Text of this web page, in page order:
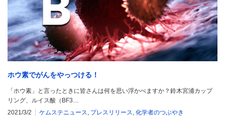
ホウ素でがんをやっつける！
「ホウ素」と言ったときに皆さんは何を思い浮かべますか？鈴木宮浦カップ
リング、ルイス酸（BF3…
2021/3/2
ケムステニュース プレスリリース 化学者のつぶやき